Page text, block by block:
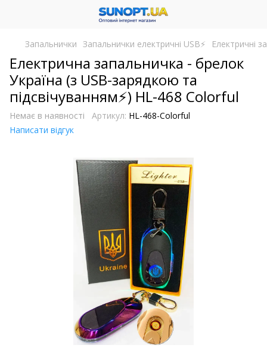
Запальнички Запальнички електричні USB⚡️ Електричні
Електрична запальничка - брелок
Україна (з USB-зарядкою та
підсвічуванням⚡️) HL-468 Colorful
Немає в наявності Артикул: HL-468-Colorful
Написати відгук